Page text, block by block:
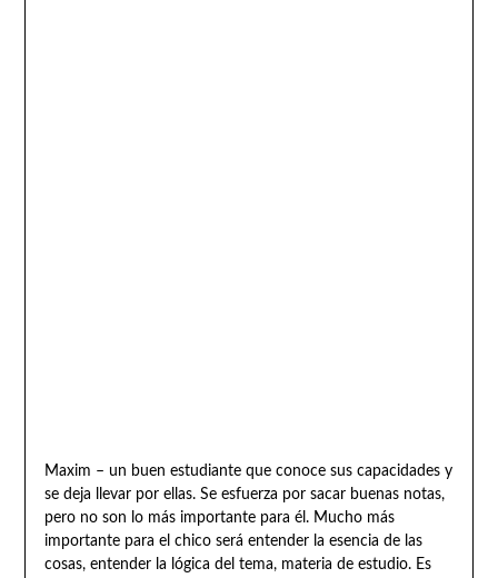
Maxim – un buen estudiante que conoce sus capacidades y
se deja llevar por ellas. Se esfuerza por sacar buenas notas,
pero no son lo más importante para él. Mucho más
importante para el chico será entender la esencia de las
cosas, entender la lógica del tema, materia de estudio. Es